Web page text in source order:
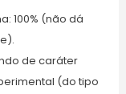
100% (não dá
de caráter
(do tipo